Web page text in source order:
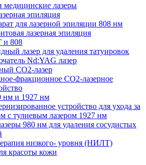
медицинские лазеры
эпиляция
для лазерной эпиляции 808 нм
лазерная эпиляция
808
лазер для удаления татуировок
Nd:YAG лазер
CO2-лазер
фракционное CO2-лазерное
нм и 1927 нм
устройство для ухода за
с тулиевым лазером 1927 нм
980 нм для удаления сосудистых
низкого- уровня (НИЛТ)
красоты кожи